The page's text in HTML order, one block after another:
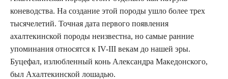
коневодства. На создание этой породы ушло более трех
тысячелетий. Точная дата первого появления
ахалтекинской породы неизвестна, но самые ранние
упоминания относятся к IV-III векам до нашей эры.
Буцефал, излюбленный конь Александра Македонского,
был Ахалтекинской лошадью.